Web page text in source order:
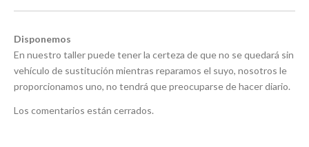
Disponemos
En nuestro taller puede tener la certeza de que no se quedará sin
vehículo de sustitución mientras reparamos el suyo, nosotros le
proporcionamos uno, no tendrá que preocuparse de hacer diario.
Los comentarios están cerrados.